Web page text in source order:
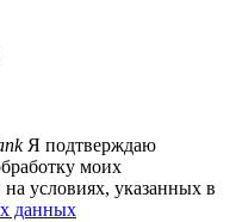
Я подтверждаю
моих
условиях, указанных в
данных